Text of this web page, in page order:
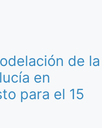
de la
en
para el 15